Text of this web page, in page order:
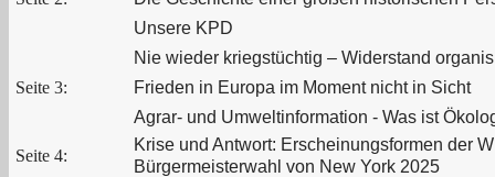
Unsere KPD
Nie wieder kriegstüchtig – Widerstand
Seite 3:
Frieden in Europa im Moment nicht in Sicht
Agrar- und Umweltinformation - Was ist
Seite 4:
Krise und Antwort: Erscheinungsformen der
Bürgermeisterwahl von New York 2025